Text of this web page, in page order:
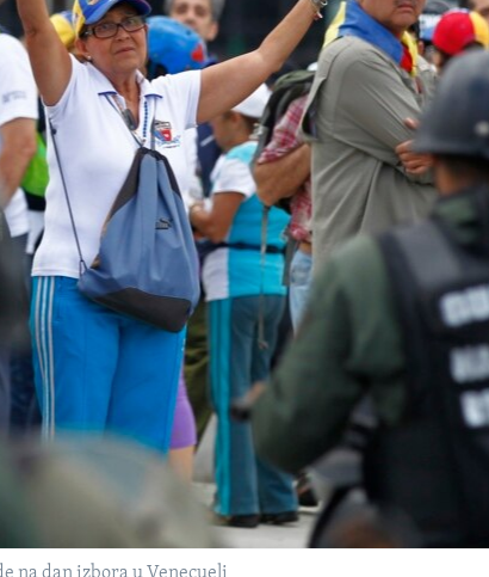
na dan izbora u Venecueli